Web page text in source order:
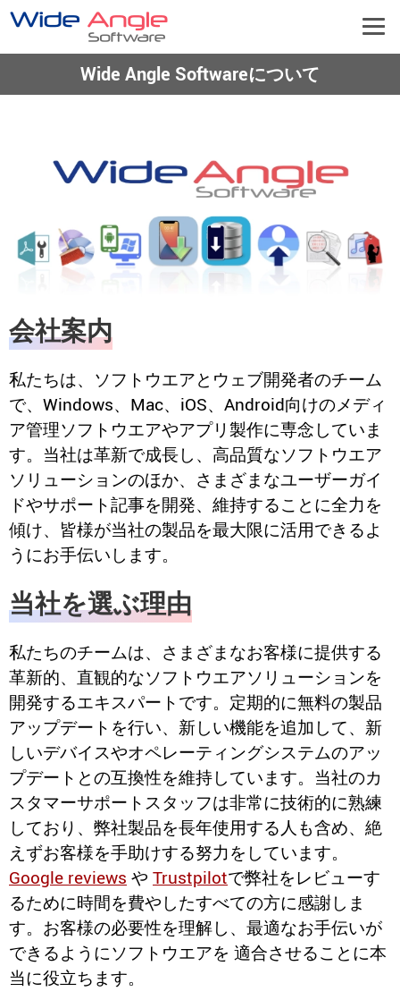
Wide Angle Softwareについて
会社案内
私たちは、ソフトウエアとウェブ開発者のチーム
で、Windows、Mac、iOS、Android向けのメディ
ア管理ソフトウエアやアプリ製作に専念していま
す。当社は革新で成長し、高品質なソフトウエア
ソリューションのほか、さまざまなユーザーガイ
ドやサポート記事を開発、維持することに全力を
傾け、皆様が当社の製品を最大限に活用できるよ
うにお手伝いします。
当社を選ぶ理由
私たちのチームは、さまざまなお客様に提供する
革新的、直観的なソフトウエアソリューションを
開発するエキスパートです。定期的に無料の製品
アップデートを行い、新しい機能を追加して、新
しいデバイスやオペレーティングシステムのアッ
プデートとの互換性を維持しています。当社のカ
スタマーサポートスタッフは非常に技術的に熟練
しており、弊社製品を長年使用する人も含め、絶
えずお客様を手助けする努力をしています。
Google reviews や Trustpilotで弊社をレビューす
るために時間を費やしたすべての方に感謝しま
す。お客様の必要性を理解し、最適なお手伝いが
できるようにソフトウエアを 適合させることに本
当に役立ちます。